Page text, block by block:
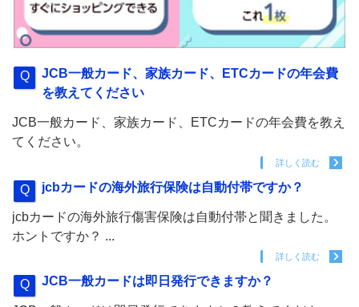
JCB一般カード、家族カード、ETCカードの年会費
を教えてください
JCB一般カード、家族カード、ETCカードの年会費を教え
てください。
詳しく読む
jcbカードの海外旅行保険は自動付帯ですか？
jcbカードの海外旅行傷害保険は自動付帯と聞きました。
ホントですか？ ...
詳しく読む
JCB一般カードは即日発行できますか？